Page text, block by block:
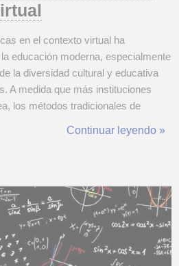
en el contexto virtual ha
educación moderna, especialmente
la diversidad cultural y educativa
A medida que más instituciones
los métodos tradicionales de
aprendizaje más accesible y
Continuar leyendo »